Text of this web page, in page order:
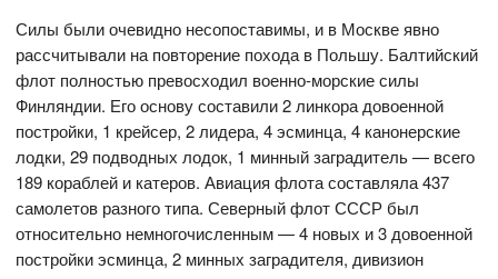
Силы были очевидно несопоставимы, и в Москве явно
рассчитывали на повторение похода в Польшу. Балтийский
флот полностью превосходил военно-морские силы
Финляндии. Его основу составили 2 линкора довоенной
постройки, 1 крейсер, 2 лидера, 4 эсминца, 4 канонерские
лодки, 29 подводных лодок, 1 минный заградитель — всего
189 кораблей и катеров. Авиация флота составляла 437
самолетов разного типа. Северный флот СССР был
относительно немногочисленным — 4 новых и 3 довоенной
постройки эсминца, 2 минных заградителя, дивизион